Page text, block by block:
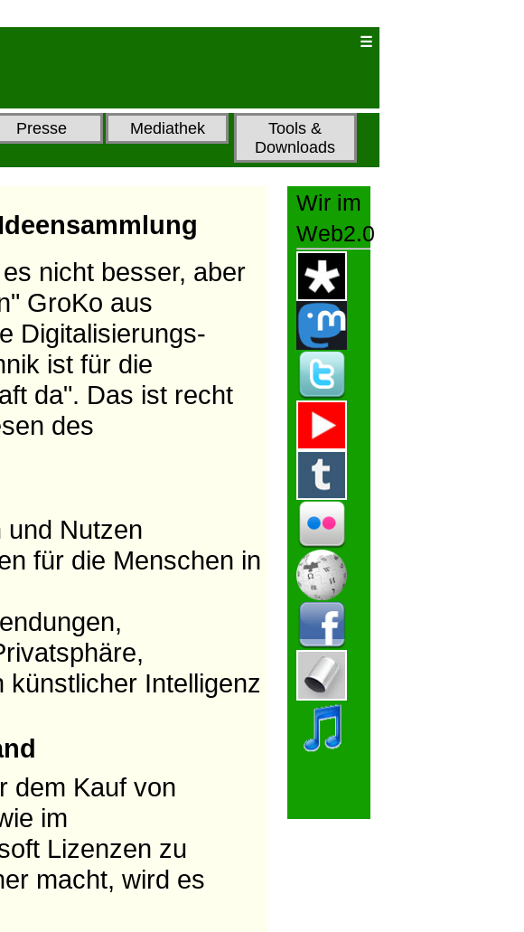
Presse Mediathek
Tools &
Downloads
nicht besser, aber
GroKo aus
Digitalisierungs-
ist für die
da". Das ist recht
des
und Nutzen
für die Menschen in
Intelligenz
dem Kauf von
im
Lizenzen zu
macht, wird es
Wir im
Web2.0